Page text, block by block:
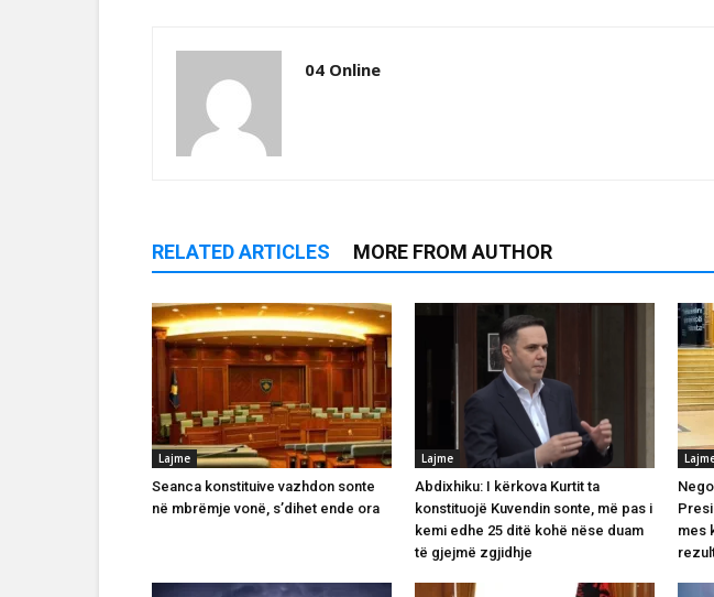
04 Online
RELATED ARTICLES MORE FROM AUTHOR
Lajme
Seanca konstituive vazhdon sonte
në mbrëmje vonë, s’dihet ende ora
Lajme
Abdixhiku: I kërkova Kurtit ta
konstituojë Kuvendin sonte, më pas i
kemi edhe 25 ditë kohë nëse duam
të gjejmë zgjidhje
mes